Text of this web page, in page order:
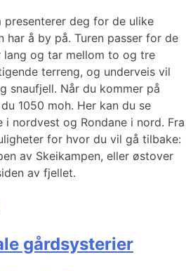
deg for de ulike
har å by på. Turen passer for de
lang og tar mellom to og tre
terreng, og underveis vil
snaufjell. Når du kommer på
1050 moh. Her kan du se
nordvest og Rondane i nord. Fra
for hvor du vil gå tilbake:
av Skeikampen, eller østover
av fjellet.
gårdsysterier